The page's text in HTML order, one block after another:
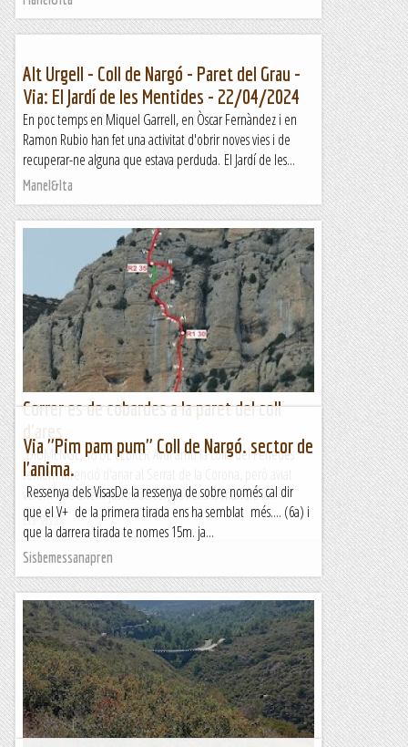
Alt Urgell - Coll de Nargó - Paret del Grau -
Via: El Jardí de les Mentides - 22/04/2024
En poc temps en Miquel Garrell, en Òscar Fernàndez i en
Ramon Rubio han fet una activitat d'obrir noves vies i de
recuperar-ne alguna que estava perduda. El Jardí de les...
Manel&Ita
Correr es de cobardes a la paret del coll
DIUMENGE, 18 DE FEBRER Avui amb la colla del Penedes
teníem intenció d'anar al Serrat de la Corona, però aviat
veiem que anem justos de temps i ens fa mandra la...
Els Visas
Via "Pim pam pum" Coll de Nargó. sector de
l'anima.
Ressenya dels VisasDe la ressenya de sobre només cal dir
que el V+ de la primera tirada ens ha semblat més.... (6a) i
que la darrera tirada te nomes 15m. ja...
Sisbemessanapren